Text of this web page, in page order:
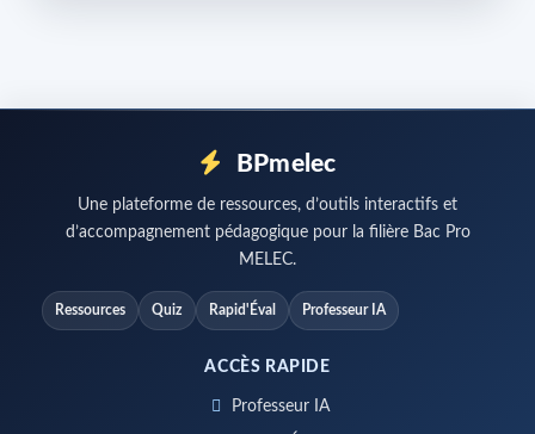
BPmelec
Une plateforme de ressources, d’outils interactifs et
d’accompagnement pédagogique pour la filière Bac Pro
MELEC.
Ressources Quiz Rapid'Éval Professeur IA
ACCÈS RAPIDE
Professeur IA